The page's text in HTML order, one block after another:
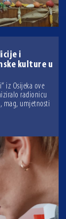
i
kulture u
iz Osijeka ove
radionicu
mag, umjetnosti